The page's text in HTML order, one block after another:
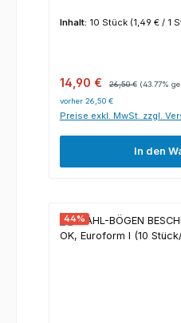
Inhalt: 10 Stück (1,49 € / 1
Verkaufspreis:
14,90 € 26,50 € (43.77%
vorher 26,50 €
Preise exkl. MwSt. zzgl.
In den
44%